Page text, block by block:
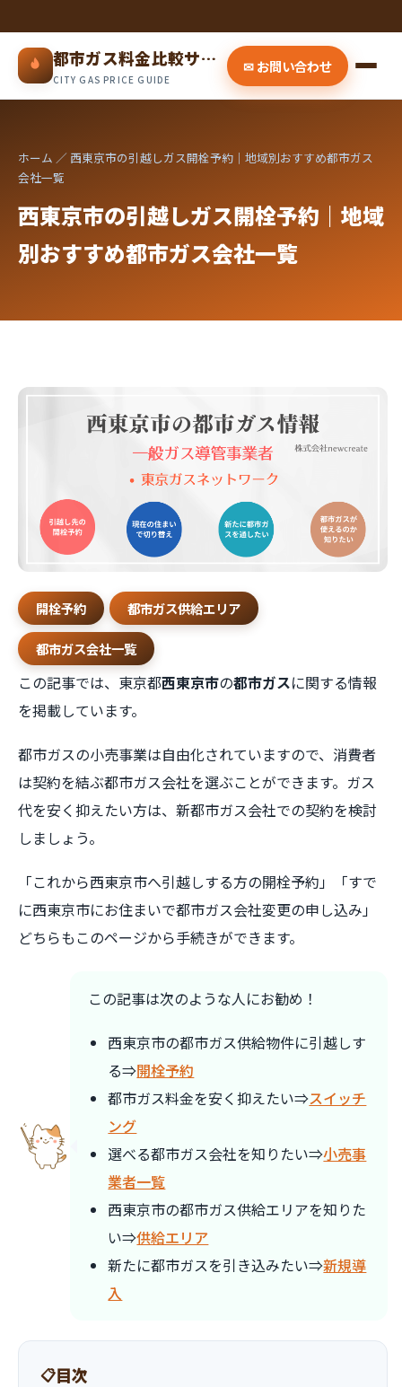
都市ガス料金比較サイト
CITY GAS PRICE GUIDE
✉ お問い合わせ
ホーム ／ 西東京市の引越しガス開栓予約｜地域別おすすめ都市ガス
会社一覧
西東京市の引越しガス開栓予約｜地域
別おすすめ都市ガス会社一覧
開栓予約 都市ガス供給エリア
都市ガス会社一覧
この記事では、東京都西東京市の都市ガスに関する情報
を掲載しています。
都市ガスの小売事業は自由化されていますので、消費者
は契約を結ぶ都市ガス会社を選ぶことができます。ガス
代を安く抑えたい方は、新都市ガス会社での契約を検討
しましょう。
「これから西東京市へ引越しする方の開栓予約」「すで
に西東京市にお住まいで都市ガス会社変更の申し込み」
どちらもこのページから手続きができます。
この記事は次のような人にお勧め！
西東京市の都市ガス供給物件に引越しす
る⇒開栓予約
都市ガス料金を安く抑えたい⇒スイッチ
ング
選べる都市ガス会社を知りたい⇒小売事
業者一覧
西東京市の都市ガス供給エリアを知りた
い⇒供給エリア
新たに都市ガスを引き込みたい⇒新規導
入
目次